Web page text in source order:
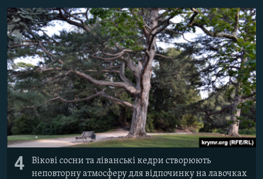
4
Вікові сосни та ліванські кедри створюють
неповторну атмосферу для відпочинку на лавочках